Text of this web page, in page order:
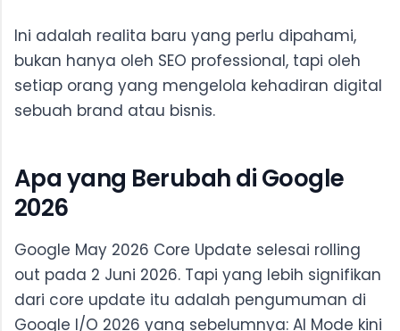
Ini adalah realita baru yang perlu dipahami,
bukan hanya oleh SEO professional, tapi oleh
setiap orang yang mengelola kehadiran digital
sebuah brand atau bisnis.
Apa yang Berubah di Google
2026
Google May 2026 Core Update selesai rolling
out pada 2 Juni 2026. Tapi yang lebih signifikan
dari core update itu adalah pengumuman di
Google I/O 2026 yang sebelumnya: AI Mode kini